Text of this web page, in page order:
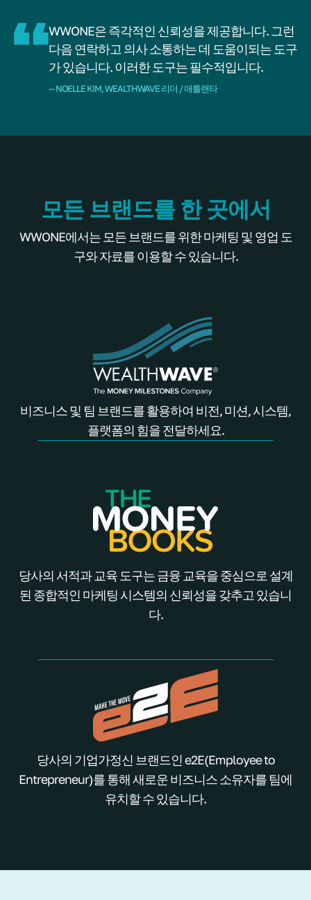
WWONE은 즉각적인 신뢰성을 제공합니다. 그런
다음 연락하고 의사 소통하는 데 도움이되는 도구
가 있습니다. 이러한 도구는 필수적입니다.
-- NOELLE KIM, WEALTHWAVE 리더 / 애틀랜타
모든 브랜드를 한 곳에서
WWONE에서는 모든 브랜드를 위한 마케팅 및 영업 도
구와 자료를 이용할 수 있습니다.
비즈니스 및 팀 브랜드를 활용하여 비전, 미션, 시스템,
플랫폼의 힘을 전달하세요.
당사의 서적과 교육 도구는 금융 교육을 중심으로 설계
된 종합적인 마케팅 시스템의 신뢰성을 갖추고 있습니
다.
당사의 기업가정신 브랜드인 e2E(Employee to
Entrepreneur)를 통해 새로운 비즈니스 소유자를 팀에
유치할 수 있습니다.